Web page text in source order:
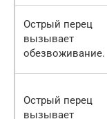
Острый перец
вызывает
обезвоживание.
Острый перец
вызывает